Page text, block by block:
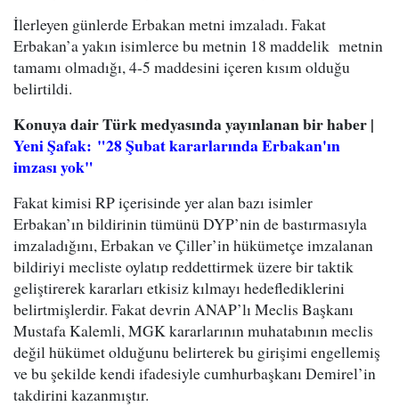
İlerleyen günlerde Erbakan metni imzaladı. Fakat
Erbakan’a yakın isimlerce bu metnin 18 maddelik metnin
tamamı olmadığı, 4-5 maddesini içeren kısım olduğu
belirtildi.
Konuya dair Türk medyasında yayınlanan bir haber |
Yeni Şafak: "28 Şubat kararlarında Erbakan'ın
imzası yok"
Fakat kimisi RP içerisinde yer alan bazı isimler
Erbakan’ın bildirinin tümünü DYP’nin de bastırmasıyla
imzaladığını, Erbakan ve Çiller’in hükümetçe imzalanan
bildiriyi mecliste oylatıp reddettirmek üzere bir taktik
geliştirerek kararları etkisiz kılmayı hedeflediklerini
belirtmişlerdir. Fakat devrin ANAP’lı Meclis Başkanı
Mustafa Kalemli, MGK kararlarının muhatabının meclis
değil hükümet olduğunu belirterek bu girişimi engellemiş
ve bu şekilde kendi ifadesiyle cumhurbaşkanı Demirel’in
takdirini kazanmıştır.